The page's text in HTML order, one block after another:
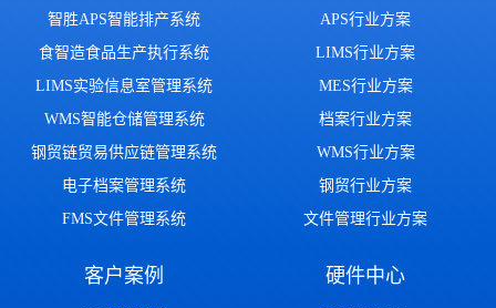
智胜APS智能排产系统
食智造食品生产执行系统
LIMS实验信息室管理系统
WMS智能仓储管理系统
钢贸链贸易供应链管理系统
电子档案管理系统
FMS文件管理系统
APS行业方案
LIMS行业方案
MES行业方案
档案行业方案
WMS行业方案
钢贸行业方案
文件管理行业方案
客户案例 硬件中心